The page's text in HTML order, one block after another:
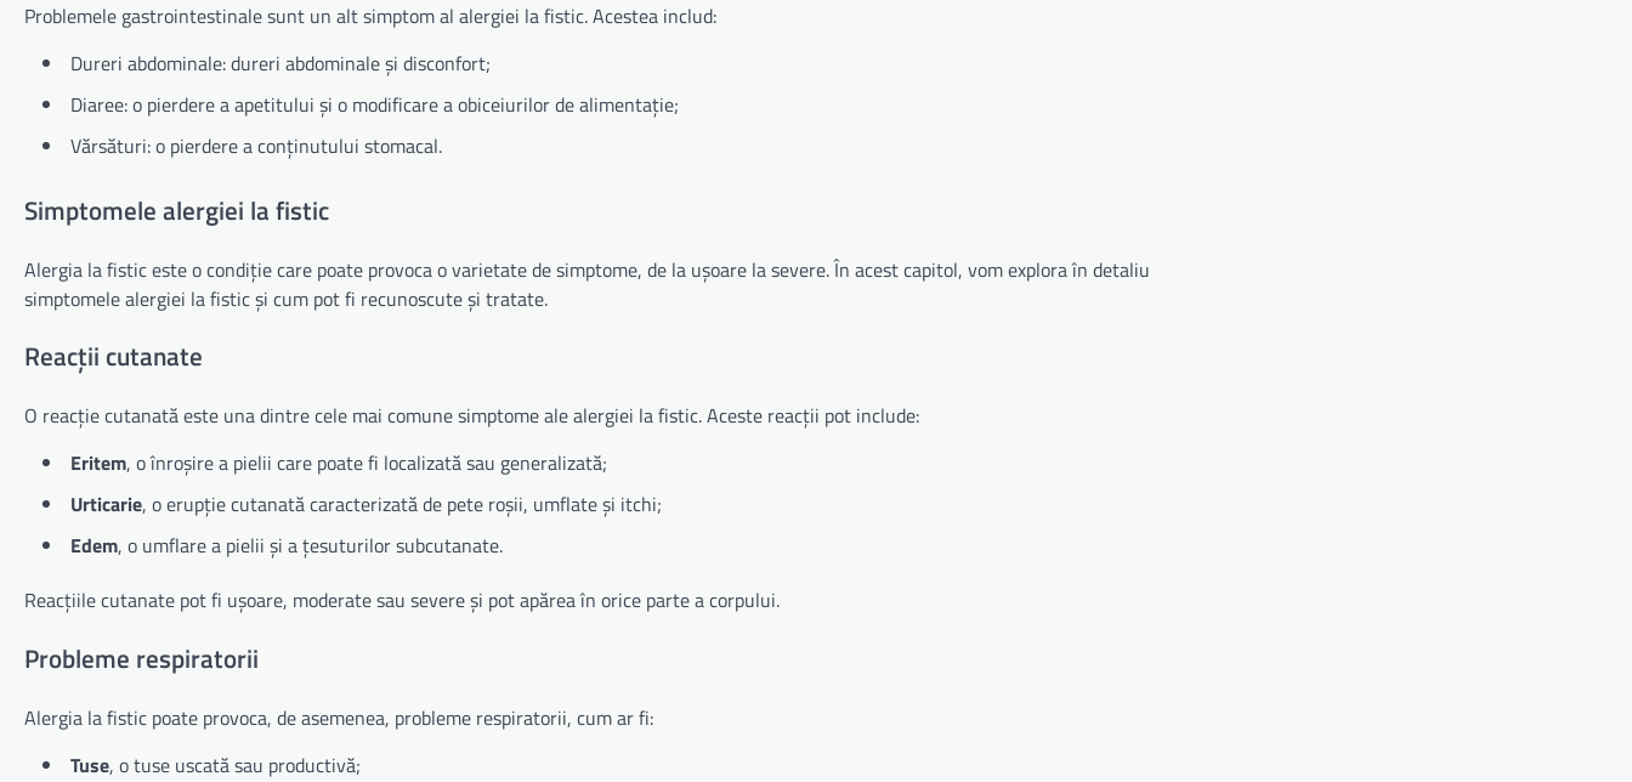
Problemele gastrointestinale sunt un alt simptom al alergiei la fistic. Acestea includ:
Dureri abdominale: dureri abdominale și disconfort;
Diaree: o pierdere a apetitului și o modificare a obiceiurilor de alimentație;
Vărsături: o pierdere a conținutului stomacal.
Simptomele alergiei la fistic
Alergia la fistic este o condiție care poate provoca o varietate de simptome, de la ușoare la severe. În acest capitol, vom explora în detaliu
simptomele alergiei la fistic și cum pot fi recunoscute și tratate.
Reacții cutanate
O reacție cutanată este una dintre cele mai comune simptome ale alergiei la fistic. Aceste reacții pot include:
Eritem, o înroșire a pielii care poate fi localizată sau generalizată;
Urticarie, o erupție cutanată caracterizată de pete roșii, umflate și itchi;
Edem, o umflare a pielii și a țesuturilor subcutanate.
Reacțiile cutanate pot fi ușoare, moderate sau severe și pot apărea în orice parte a corpului.
Probleme respiratorii
Alergia la fistic poate provoca, de asemenea, probleme respiratorii, cum ar fi:
Tuse, o tuse uscată sau productivă;